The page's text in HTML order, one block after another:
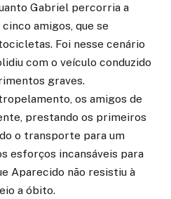
Gabriel percorria a
amigos, que se
Foi nesse cenário
com o veículo conduzido
graves.
os amigos de
prestando os primeiros
o transporte para um
esforços incansáveis para
Aparecido não resistiu à
a óbito.